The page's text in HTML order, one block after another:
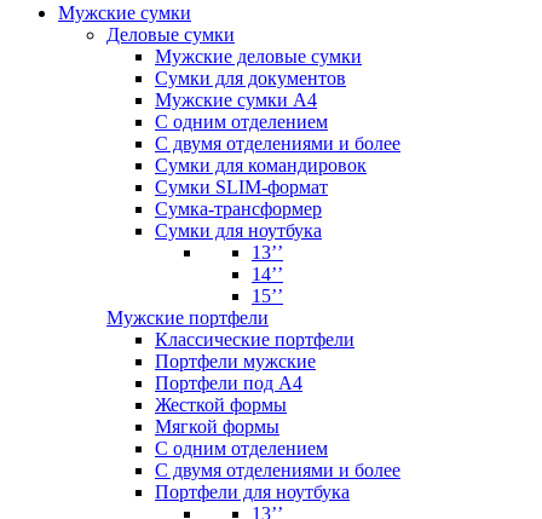
Мужские сумки
Деловые сумки
Мужские деловые сумки
Сумки для документов
Мужские сумки А4
С одним отделением
С двумя отделениями и более
Сумки для командировок
Сумки SLIM-формат
Сумка-трансформер
Сумки для ноутбука
13’’
14’’
15’’
Мужские портфели
Классические портфели
Портфели мужские
Портфели под А4
Жесткой формы
Мягкой формы
С одним отделением
С двумя отделениями и более
Портфели для ноутбука
13’’